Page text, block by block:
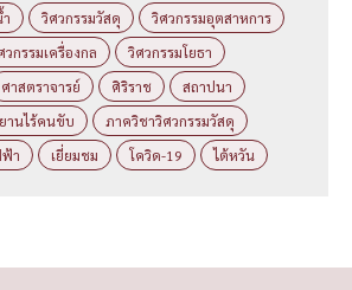
วิศวกรรมวัสดุ
วิศวกรรมอุตสาหการ
วกรรมเครื่องกล
วิศวกรรมโยธา
ศาสตราจารย์ ศิริราช
สถาปนา
านไร้คนขับ
ภาควิชาวิศวกรรมวัสดุ
า
เยี่ยมชม โควิด-19 ไต้หวัน